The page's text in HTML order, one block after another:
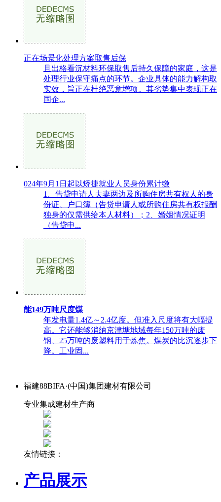
正在场景化处理方案取售后保
且出格看沉材料环保取售后持久保障的家庭，这是
处理行业保守痛点的环节。企业具体的能力解构取
实效，旨正在杜绝恶意增项。其劣势集中表现正在
国企...
024年9月1日起以矫捷就业人员身份累计缴
1、告贷申请人夫妻两边及所购住房共有权人的身
份证、户口簿（告贷申请人或所购住房共有权报酬
独身的仅需供给本人材料）；2、婚姻情况证明
（告贷申...
能149万吨尺度煤
年发电量1.4亿～2.4亿度。但准入尺度将有大幅提
高。它还能够消纳京津塘地域每年150万吨的废
钢、25万吨的废塑料用于炼焦。煤炭的比沉逐步下
降。工业固...
福建88BIFA·(中国)集团建材有限公司
专业集成建材生产商
友情链接：
产品展示